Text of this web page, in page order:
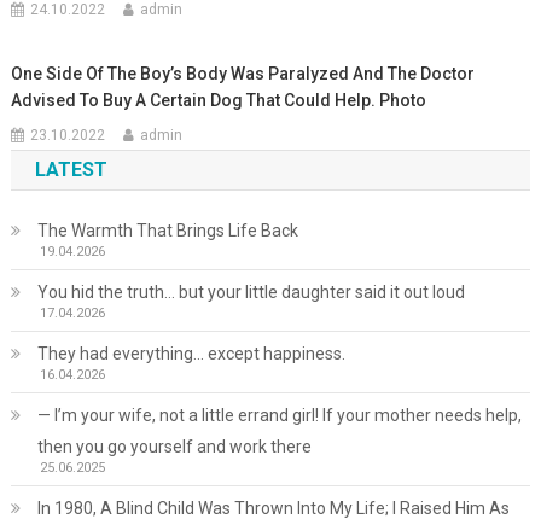
24.10.2022 admin
One Side Of The Boy’s Body Was Paralyzed And The Doctor
Advised To Buy A Certain Dog That Could Help. Photo
23.10.2022 admin
LATEST
The Warmth That Brings Life Back
19.04.2026
You hid the truth… but your little daughter said it out loud
17.04.2026
They had everything… except happiness.
16.04.2026
— I’m your wife, not a little errand girl! If your mother needs help,
then you go yourself and work there
25.06.2025
In 1980, A Blind Child Was Thrown Into My Life; I Raised Him As